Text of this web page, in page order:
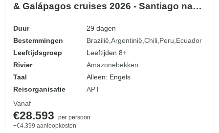
& Galápagos cruises 2026 - Santiago naar
Guayaquil (2028)
Duur
29 dagen
Bestemmingen
Brazilië Argentinië Chili Peru Ecuador
Leeftijdsgroep
Leeftijden 8+
Rivier
Amazonebekken
Taal
Alleen: Engels
Reisorganisatie
APT
Vanaf
€28.593
per persoon
+€4.399 aanloopkosten